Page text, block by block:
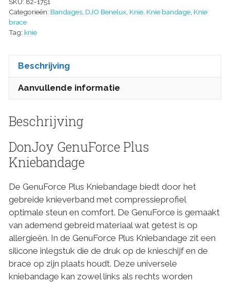
SKU: 82-1751
Categorieën: Bandages, DJO Benelux, Knie, Knie bandage, Knie
brace
Tag: knie
Beschrijving
Aanvullende informatie
Beschrijving
DonJoy GenuForce Plus
Kniebandage
De GenuForce Plus Kniebandage biedt door het
gebreide knieverband met compressieprofiel
optimale steun en comfort. De GenuForce is gemaakt
van ademend gebreid materiaal wat getest is op
allergieën. In de GenuForce Plus Kniebandage zit een
silicone inlegstuk die de druk op de knieschijf en de
brace op zijn plaats houdt. Deze universele
kniebandage kan zowel links als rechts worden